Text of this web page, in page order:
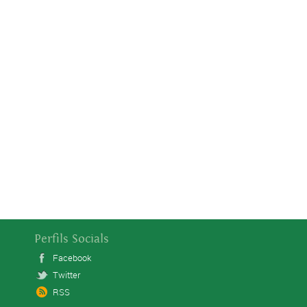
Perfils Socials
Facebook
Twitter
RSS